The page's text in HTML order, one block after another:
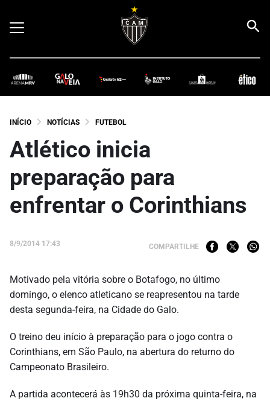
INÍCIO NOTÍCIAS FUTEBOL
Atlético inicia
preparação para
enfrentar o Corinthians
8/9/2014 17:43 COMPARTILHE
Motivado pela vitória sobre o Botafogo, no último
domingo, o elenco atleticano se reapresentou na tarde
desta segunda-feira, na Cidade do Galo.
O treino deu início à preparação para o jogo contra o
Corinthians, em São Paulo, na abertura do returno do
Campeonato Brasileiro.
A partida acontecerá às 19h30 da próxima quinta-feira, na